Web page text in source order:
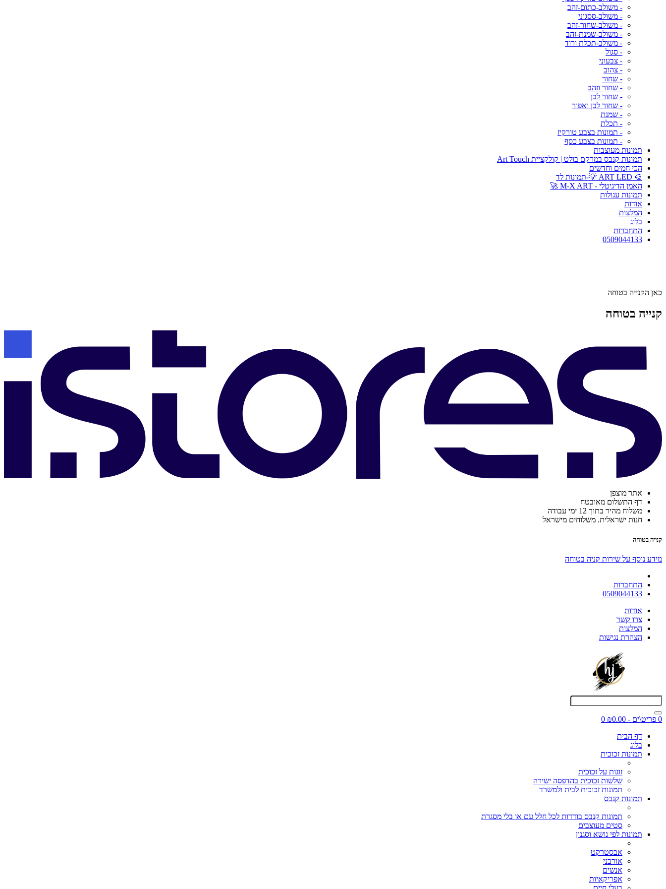
- משולב-כתום-זהב
- משולב-ססגוני
- משולב-שחור-זהב
- משולב-שמנת-זהב
- משולב-תכלת ורוד
- סגול
- צבעוני
- צהוב
- שחור
- שחור וזהב
- שחור לבן
- שחור לבן ואפור
- שמנת
- תכלת
- תמונות בצבע טורקיז
- תמונות בצבע כסף
תמונות מעוצבות
תמונות קנבס במרקם בולט | קולקציית Art Touch
הכי חמים וחדשים
🎨 ART LED 💡-תמונות לד
האמן הדיגיטלי - M-X ART 🚀
תמונות עגולות
אודות
המלצות
בלוג
התחברות
0509044133
כאן הקנייה בטוחה
קנייה בטוחה
אתר מוצפן
דף התשלום מאובטח
משלוח מהיר בתוך 12 ימי עבודה
חנות ישראלית. משלוחים מישראל
קנייה בטוחה
מידע נוסף על שירות קניה בטוחה
התחברות
0509044133
אודות
צרו קשר
המלצות
הצהרת נגישות
0 פריט\ים - ₪0.00
0
דף הבית
בלוג
תמונות זכוכית
זוגות על זכוכית
שלשות זכוכית בהדפסה ישירה
תמונות זכוכית לבית ולמשרד
תמונות קנבס
תמונות קנבס בודדות לכל חלל עם או בלי מסגרת
סטים מעוצבים
תמונות לפי נושא וסגנון
אבסטרקט
אורבני
אנשים
אפריקאיות